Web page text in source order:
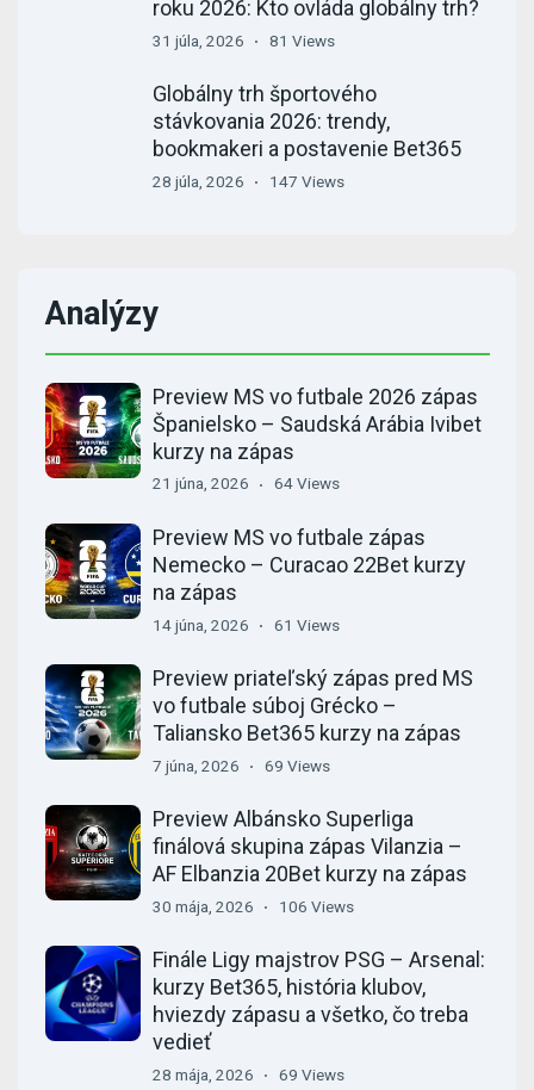
roku 2026: Kto ovláda globálny trh?
31 júla, 2026 81 Views
Globálny trh športového
stávkovania 2026: trendy,
bookmakeri a postavenie Bet365
28 júla, 2026 147 Views
Analýzy
Preview MS vo futbale 2026 zápas
Španielsko – Saudská Arábia Ivibet
kurzy na zápas
21 júna, 2026 64 Views
Preview MS vo futbale zápas
Nemecko – Curacao 22Bet kurzy
na zápas
14 júna, 2026 61 Views
Preview priateľský zápas pred MS
vo futbale súboj Grécko –
Taliansko Bet365 kurzy na zápas
7 júna, 2026 69 Views
Preview Albánsko Superliga
finálová skupina zápas Vilanzia –
AF Elbanzia 20Bet kurzy na zápas
30 mája, 2026 106 Views
Finále Ligy majstrov PSG – Arsenal:
kurzy Bet365, história klubov,
hviezdy zápasu a všetko, čo treba
vedieť
28 mája, 2026 69 Views